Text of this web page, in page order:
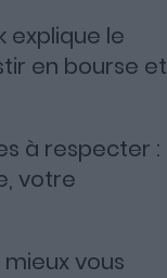
explique le
en bourse et
à respecter :
votre
vous